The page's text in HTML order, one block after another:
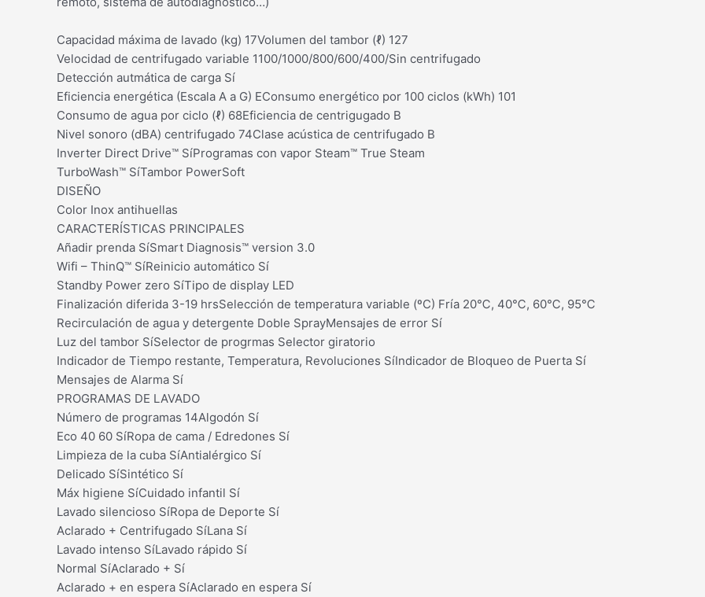
Capacidad máxima de lavado (kg) 17Volumen del tambor (ℓ) 127
Velocidad de centrifugado variable 1100/1000/800/600/400/Sin centrifugado
Detección autmática de carga Sí
Eficiencia energética (Escala A a G) EConsumo energético por 100 ciclos (kWh) 101
Consumo de agua por ciclo (ℓ) 68Eficiencia de centrigugado B
Nivel sonoro (dBA) centrifugado 74Clase acústica de centrifugado B
Inverter Direct Drive™ SíProgramas con vapor Steam™ True Steam
TurboWash™ SíTambor PowerSoft
DISEÑO
Color Inox antihuellas
CARACTERÍSTICAS PRINCIPALES
Añadir prenda SíSmart Diagnosis™ version 3.0
Wifi – ThinQ™ SíReinicio automático Sí
Standby Power zero SíTipo de display LED
Finalización diferida 3-19 hrsSelección de temperatura variable (ºC) Fría 20℃, 40℃, 60℃, 95℃
Recirculación de agua y detergente Doble SprayMensajes de error Sí
Luz del tambor SíSelector de progrmas Selector giratorio
Indicador de Tiempo restante, Temperatura, Revoluciones SíIndicador de Bloqueo de Puerta Sí
Mensajes de Alarma Sí
PROGRAMAS DE LAVADO
Número de programas 14Algodón Sí
Eco 40 60 SíRopa de cama / Edredones Sí
Limpieza de la cuba SíAntialérgico Sí
Delicado SíSintético Sí
Máx higiene SíCuidado infantil Sí
Lavado silencioso SíRopa de Deporte Sí
Aclarado + Centrifugado SíLana Sí
Lavado intenso SíLavado rápido Sí
Normal SíAclarado + Sí
Aclarado + en espera SíAclarado en espera Sí